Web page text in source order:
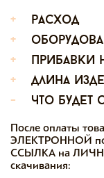
+
расход
+
+
прибавки
+
длина
-
что будет
После оплаты
ЭЛЕКТРОННОЙ
ССЫЛКА на
скачивания: